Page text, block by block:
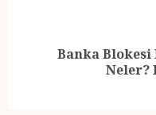
Banka Blokesi
Neler?